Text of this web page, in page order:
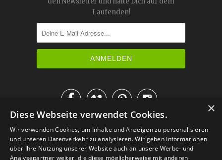
Laufenden!

IM KATALOG BLÄTTERN
×
Diese Webseite verwendet Cookies.
Wir verwenden Cookies, um Inhalte und Anzeigen zu personalisieren
und unseren Datenverkehr zu analysieren. Wir geben Informationen
über Ihre Nutzung unserer Website auch an unsere Werbe- und
Analysepartner weiter, die diese möglicherweise mit anderen